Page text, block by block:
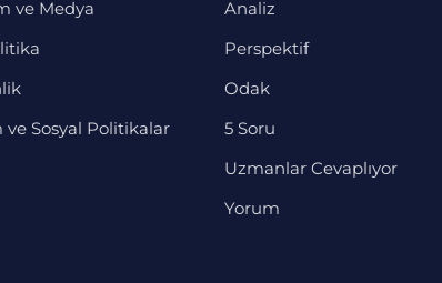
ve Medya
ve Sosyal Politikalar
Analiz
Perspektif
Odak
5 Soru
Uzmanlar Cevaplıyor
Yorum